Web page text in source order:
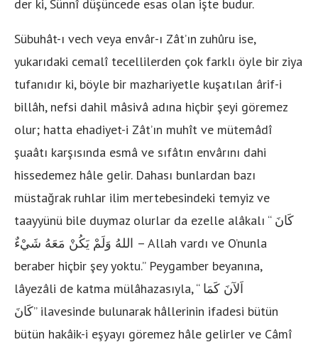
der ki, Sünnî düşüncede esas olan işte budur.
Sübuhât-ı vech veya envâr-ı Zât’ın zuhûru ise,
yukarıdaki cemalî tecellilerden çok farklı öyle bir ziya
tufanıdır ki, böyle bir mazhariyetle kuşatılan ârif-i
billâh, nefsi dahil mâsivâ adına hiçbir şeyi göremez
olur; hatta ehadiyet-i Zât’ın muhît ve mütemâdî
şuaâtı karşısında esmâ ve sıfâtın envârını dahi
hissedemez hâle gelir. Dahası bunlardan bazı
müstağrak ruhlar ilim mertebesindeki temyiz ve
taayyünü bile duymaz olurlar da ezelle alâkalı “كَانَ
– Allah vardı ve O’nunla
beraber hiçbir şey yoktu.” Peygamber beyanına,
lâyezâli de katma mülâhazasıyla, “اَلآنَ كَمَا
كَانَ” ilavesinde bulunarak hâllerinin ifadesi bütün
bütün hakâik-i eşyayı göremez hâle gelirler ve Câmî